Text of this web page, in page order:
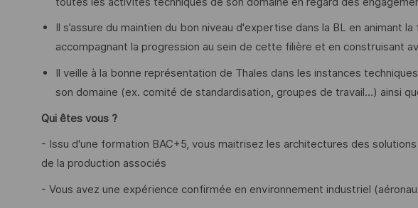
Il s’assure du maintien du bon niveau d'expertise dans la BL en animant
accompagnant la progression au sein de cette filière et en construisant
Il veille à la bonne représentation de Thales dans les instances
son domaine (ex. comité de standardisation, groupes de travail...) ainsi
Qui êtes vous ?
- Issu d'une formation BAC+5, vous maitrisez les architectures des
de la production associés
- Vous avez une expérience confirmée en environnement industriel